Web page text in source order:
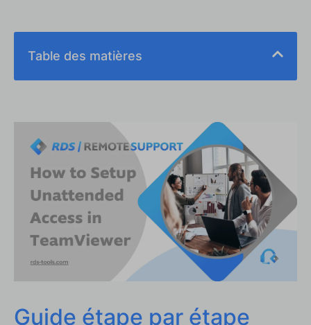
Table des matières
Accès sans surveillance avec RDS-Remote Support
: une alternative compétitive
Comment RDS-Remote Support se distingue
Liaison des ressources RDS-Remote Support et
d'accès non surveillé
Pour conclure sur la façon de configurer l'accès
non supervisé dans TeamViewer
Guide étape par étape